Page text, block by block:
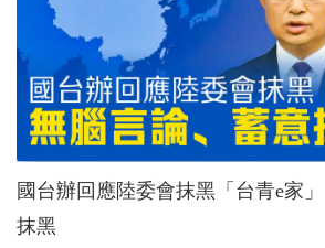
國台辦回應陸委會抹黑「台青e家
抹黑